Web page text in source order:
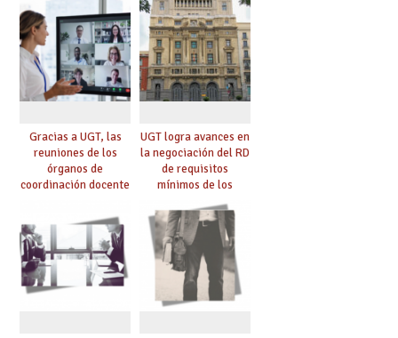
Gracias a UGT, las
reuniones de los
órganos de
coordinación docente
de manera
telemática, sin exigir
presencialidad en el
centro
UGT logra avances en
la negociación del RD
de requisitos
mínimos de los
centros educativos y
exige al Ministerio
que los compromisos
se materialicen con
la mayor agilidad
posible